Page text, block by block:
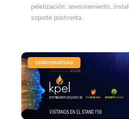
peletización: asesoramiento,
soporte postventa.
CORPORATIVAS